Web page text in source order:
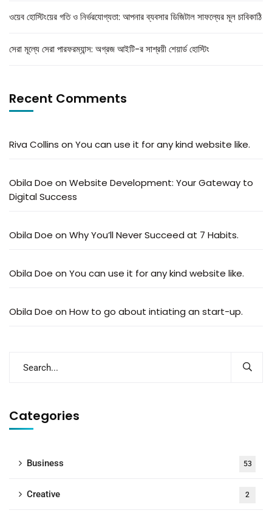
ওয়েব হোস্টিংয়ের গতি ও নির্ভরযোগ্যতা: আপনার ব্যবসার ডিজিটাল সাফল্যের মূল চাবিকাঠি
সেরা মূল্যে সেরা পারফরম্যান্স: অগ্রজ আইটি-র সাশ্রয়ী শেয়ার্ড হোস্টিং
Recent Comments
Riva Collins on You can use it for any kind website like.
Obila Doe on Website Development: Your Gateway to
Digital Success
Obila Doe on Why You’ll Never Succeed at 7 Habits.
Obila Doe on You can use it for any kind website like.
Obila Doe on How to go about intiating an start-up.
Categories
Business 53
Creative 2